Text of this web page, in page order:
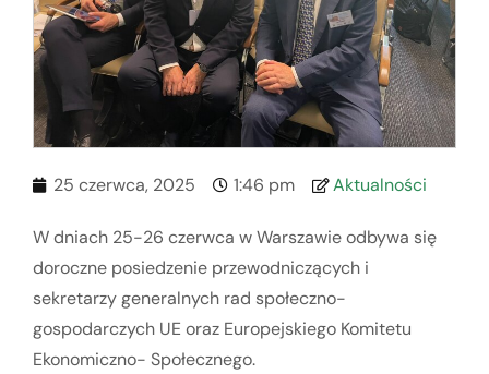
25 czerwca, 2025 1:46 pm Aktualności
W dniach 25-26 czerwca w Warszawie odbywa się
doroczne posiedzenie przewodniczących i
sekretarzy generalnych rad społeczno-
gospodarczych UE oraz Europejskiego Komitetu
Ekonomiczno- Społecznego.